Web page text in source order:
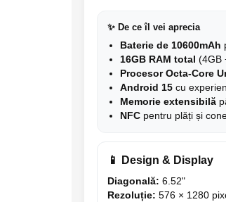
Ceasuri si Inele smart, bratari
Ceasuri Smart pentru copii
Accesorii Smartwatch
✨ De ce îl vei aprecia
Baterie de 10600mAh
16GB RAM total (4GB
Procesor Octa-Core
Android 15 cu
Memorie extensibilă
NFC pentru plăți și
📱 Design & Display
Diagonală: 6.52"
Rezoluție: 576 × 1280